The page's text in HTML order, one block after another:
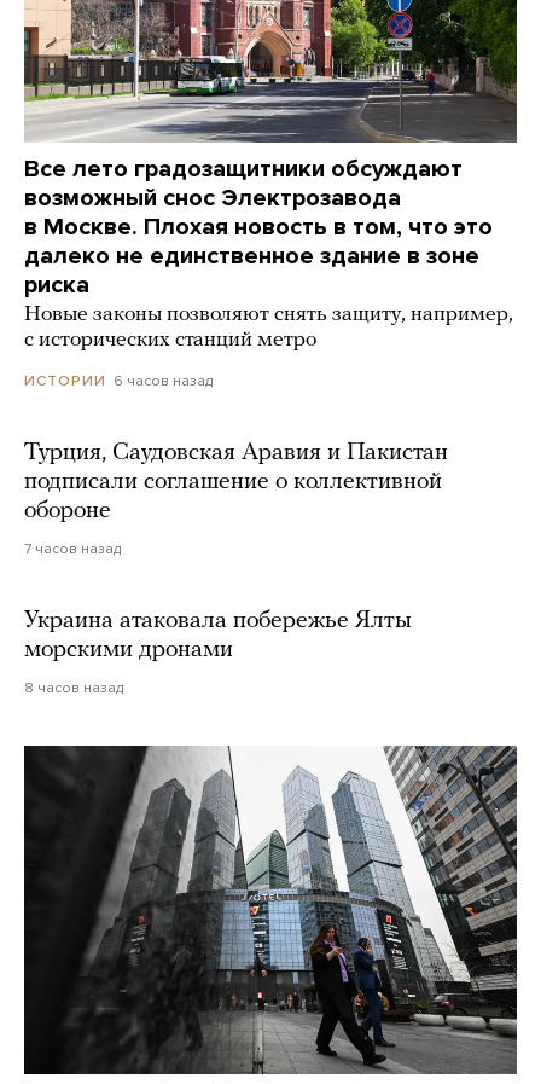
Все лето градозащитники обсуждают
возможный снос Электрозавода
в Москве. Плохая новость в том, что это
далеко не единственное здание в зоне
риска
Новые законы позволяют снять защиту, например,
с исторических станций метро
ИСТОРИИ 6 часов назад
Турция, Саудовская Аравия и Пакистан
подписали соглашение о коллективной
обороне
7 часов назад
Украина атаковала побережье Ялты
морскими дронами
8 часов назад